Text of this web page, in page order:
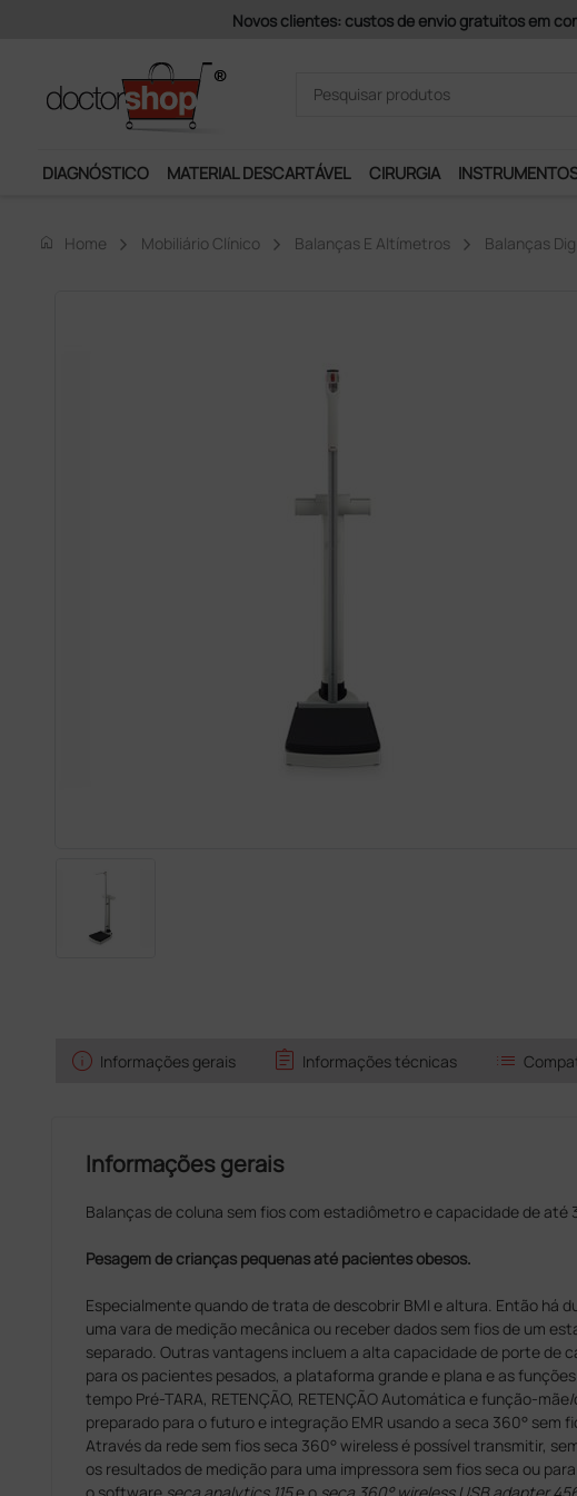
Pagamentos Seguros e
DIAGNÓSTICO MATERIAL DESCARTÁVEL CIRURGIA
home Home Mobiliário Clínico Balanças E Altímetros Balanças
info Informações gerais assignment Informações técnicas list
Informações gerais
Balanças de coluna sem fios com estadiômetro e capacidade de até
Pesagem de crianças pequenas até pacientes obesos.
Especialmente quando de trata de descobrir BMI e altura. Então há
uma vara de medição mecânica ou receber dados sem fios de um
separado. Outras vantagens incluem a alta capacidade de porte de
para os pacientes pesados, a plataforma grande e plana e as
tempo Pré-TARA, RETENÇÃO, RETENÇÃO Automática e função-
preparado para o futuro e integração EMR usando a seca 360° sem
Através da rede sem fios seca 360° wireless é possível transmitir,
os resultados de medição para uma impressora sem fios seca ou